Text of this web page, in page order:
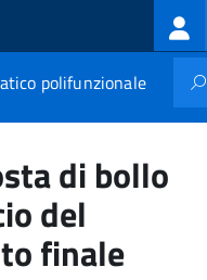
polifunzionale
di bollo
del
finale